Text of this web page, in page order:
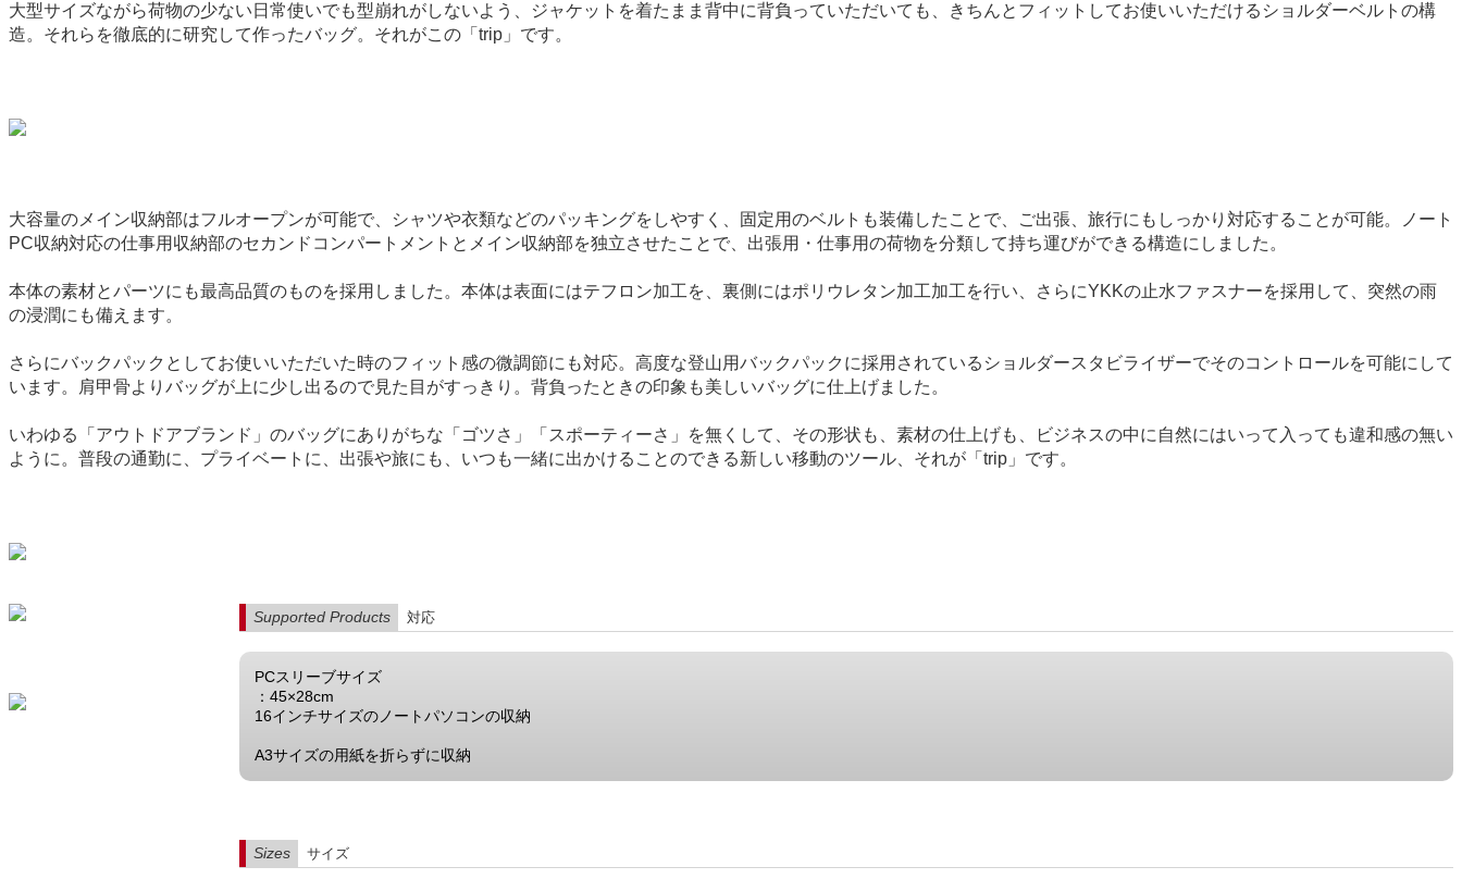
大型サイズながら荷物の少ない日常使いでも型崩れがしないよう、ジャケットを着たまま背中に背負っていただいても、きちんとフィットしてお使いいただけるショルダーベルトの構
造。それらを徹底的に研究して作ったバッグ。それがこの「trip」です。
大容量のメイン収納部はフルオープンが可能で、シャツや衣類などのパッキングをしやすく、固定用のベルトも装備したことで、ご出張、旅行にもしっかり対応することが可能。ノート
PC収納対応の仕事用収納部のセカンドコンパートメントとメイン収納部を独立させたことで、出張用・仕事用の荷物を分類して持ち運びができる構造にしました。
本体の素材とパーツにも最高品質のものを採用しました。本体は表面にはテフロン加工を、裏側にはポリウレタン加工加工を行い、さらにYKKの止水ファスナーを採用して、突然の雨
の浸潤にも備えます。
さらにバックパックとしてお使いいただいた時のフィット感の微調節にも対応。高度な登山用バックパックに採用されているショルダースタビライザーでそのコントロールを可能にして
います。肩甲骨よりバッグが上に少し出るので見た目がすっきり。背負ったときの印象も美しいバッグに仕上げました。
いわゆる「アウトドアブランド」のバッグにありがちな「ゴツさ」「スポーティーさ」を無くして、その形状も、素材の仕上げも、ビジネスの中に自然にはいって入っても違和感の無い
ように。普段の通勤に、プライベートに、出張や旅にも、いつも一緒に出かけることのできる新しい移動のツール、それが「trip」です。
Supported Products 対応
PCスリーブサイズ
：45×28cm
16インチサイズのノートパソコンの収納
A3サイズの用紙を折らずに収納
Sizes サイズ